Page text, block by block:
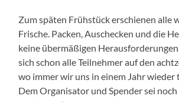
Zum späten Frühstück erschienen alle
Frische. Packen, Auschecken und die
keine übermäßigen
sich schon alle Teilnehmer auf den
wo immer wir uns in einem Jahr wieder
Dem Organisator und Spender sei